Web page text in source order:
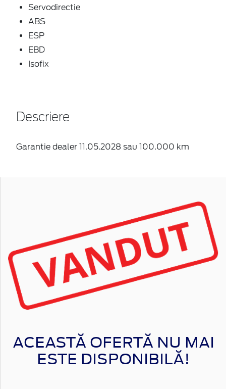
Servodirectie
ABS
ESP
EBD
Isofix
Descriere
Garantie dealer 11.05.2028 sau 100.000 km
ACEASTĂ OFERTĂ NU MAI
ESTE DISPONIBILĂ!